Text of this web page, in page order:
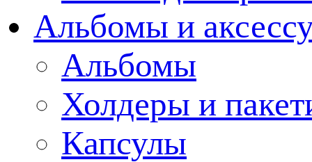
Альбомы и
Альбомы
Холдеры и
Капсулы